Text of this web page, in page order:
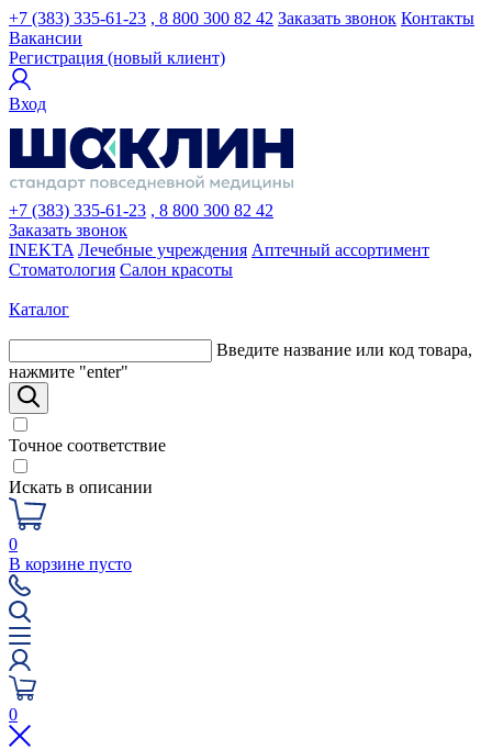
+7 (383) 335-61-23 , 8 800 300 82 42 Заказать звонок Контакты
Вакансии
Регистрация (новый клиент)
Вход
+7 (383) 335-61-23 , 8 800 300 82 42
Заказать звонок
INEKTA Лечебные учреждения Аптечный ассортимент
Стоматология Салон красоты
Каталог
Введите название или код товара,
нажмите "enter"
Точное соответствие
Искать в описании
0
В корзине пусто
0